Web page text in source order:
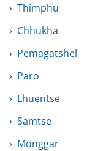
Thimphu
Chhukha
Pemagatshel
Paro
Lhuentse
Samtse
Monggar